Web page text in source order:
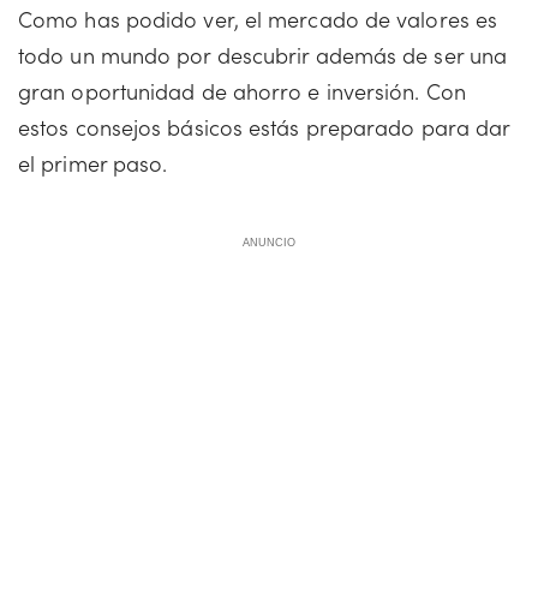
Como has podido ver, el mercado de valores es
todo un mundo por descubrir además de ser una
gran oportunidad de ahorro e inversión. Con
estos consejos básicos estás preparado para dar
el primer paso.
ANUNCIO